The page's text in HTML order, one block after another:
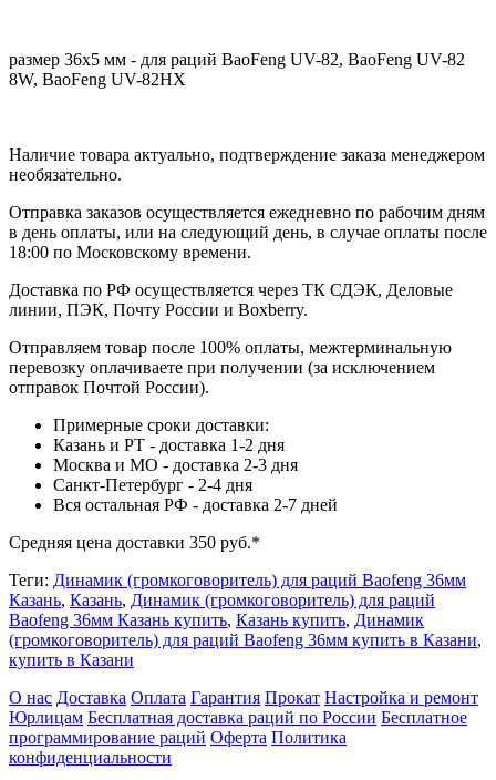
размер 36х5 мм - для раций BaoFeng UV-82, BaoFeng UV-82
8W, BaoFeng UV-82HX
Наличие товара актуально, подтверждение заказа менеджером
необязательно.
Отправка заказов осуществляется ежедневно по рабочим дням
в день оплаты, или на следующий день, в случае оплаты после
18:00 по Московскому времени.
Доставка по РФ осуществляется через ТК СДЭК, Деловые
линии, ПЭК, Почту России и Boxberry.
Отправляем товар после 100% оплаты, межтерминальную
перевозку оплачиваете при получении (за исключением
отправок Почтой России).
Примерные сроки доставки:
Казань и РТ - доставка 1-2 дня
Москва и МО - доставка 2-3 дня
Санкт-Петербург - 2-4 дня
Вся остальная РФ - доставка 2-7 дней
Средняя цена доставки 350 руб.*
Теги: Динамик (громкоговоритель) для раций Baofeng 36мм
Казань, Казань, Динамик (громкоговоритель) для раций
Baofeng 36мм Казань купить, Казань купить, Динамик
(громкоговоритель) для раций Baofeng 36мм купить в Казани,
купить в Казани
О нас Доставка Оплата Гарантия Прокат Настройка и ремонт
Юрлицам Бесплатная доставка раций по России Бесплатное
программирование раций Оферта Политика
конфиденциальности